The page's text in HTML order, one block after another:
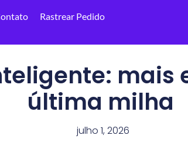
Rastrear Pedido
mais
última milha
julho 1, 2026